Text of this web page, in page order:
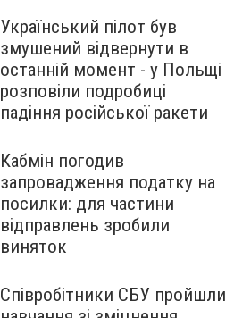
Український пілот був
змушений відвернути в
останній момент - у Польщі
розповіли подробиці
падіння російської ракети
Кабмін погодив
запровадження податку на
посилки: для частини
відправлень зробили
виняток
Співробітники СБУ пройшли